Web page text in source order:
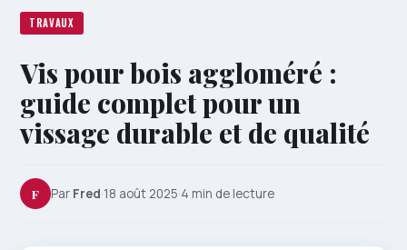
TRAVAUX
Vis pour bois aggloméré :
guide complet pour un
vissage durable et de qualité
F Par Fred·18 août 2025·4 min de lecture